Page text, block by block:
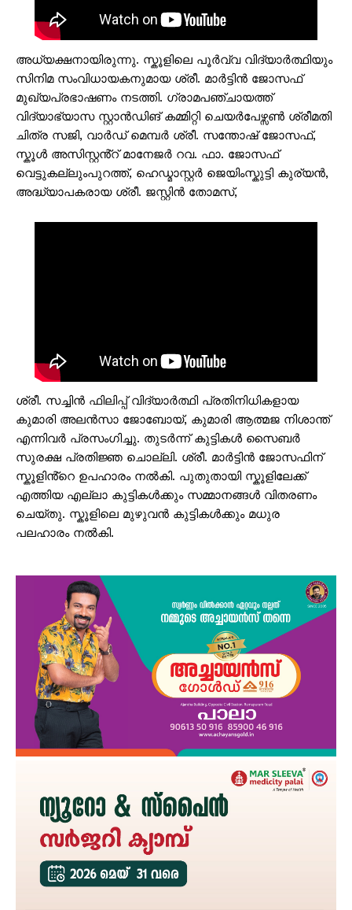
അധ്യക്ഷനായിരുന്നു. സ്കൂളിലെ പൂർവ്വ വിദ്യാർത്ഥിയും
സിനിമ സംവിധായകനുമായ ശ്രീ. മാർട്ടിൻ ജോസഫ്
മുഖ്യപ്രഭാഷണം നടത്തി. ഗ്രാമപഞ്ചായത്ത്
വിദ്യാഭ്യാസ സ്റ്റാൻഡിങ് കമ്മിറ്റി ചെയർപേഴ്സൺ ശ്രീമതി
ചിത്ര സജി, വാർഡ് മെമ്പർ ശ്രീ. സന്തോഷ് ജോസഫ്,
സ്കൂൾ അസിസ്റ്റൻ്റ് മാനേജർ റവ. ഫാ. ജോസഫ്
വെട്ടുകല്ലുംപുറത്ത്, ഹെഡ്മാസ്റ്റർ ജെയിംസ്കുട്ടി കുര്യൻ,
അദ്ധ്യാപകരായ ശ്രീ. ജസ്റ്റിൻ തോമസ്,
ശ്രീ. സച്ചിൻ ഫിലിപ്പ് വിദ്യാർത്ഥി പ്രതിനിധികളായ
കുമാരി അലൻസാ ജോബോയ്, കുമാരി ആത്മജ നിശാന്ത്
എന്നിവർ പ്രസംഗിച്ചു. തുടർന്ന് കുട്ടികൾ സൈബർ
സുരക്ഷ പ്രതിജ്ഞ ചൊല്ലി. ശ്രീ. മാർട്ടിൻ ജോസഫിന്
സ്കൂളിൻ്റെ ഉപഹാരം നൽകി. പുതുതായി സ്കൂളിലേക്ക്
എത്തിയ എല്ലാ കുട്ടികൾക്കും സമ്മാനങ്ങൾ വിതരണം
ചെയ്തു. സ്കൂളിലെ മുഴുവൻ കുട്ടികൾക്കും മധുര
പലഹാരം നൽകി.